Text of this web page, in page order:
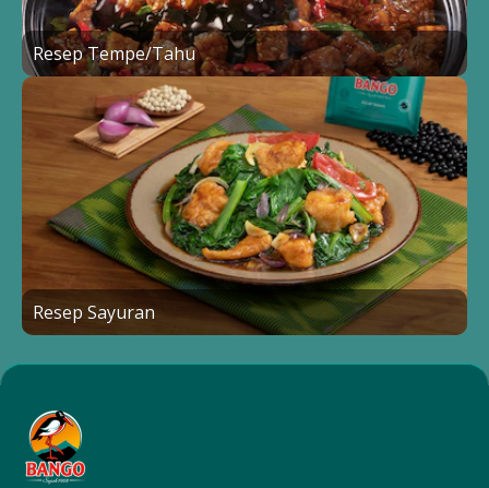
Resep Tempe/Tahu
Resep Sayuran